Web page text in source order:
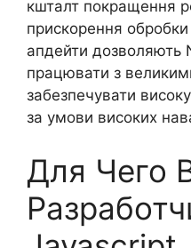
кшталт покращення
прискорення обробки
апдейти дозволяють
працювати з
забезпечувати
за умови високих
Для Чего